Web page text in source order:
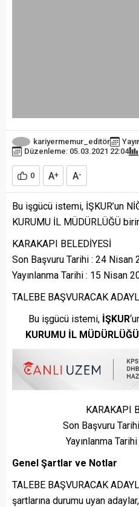
kariyermemur_editör
Düzenleme: 05.03.2021 22:04
0 A+ A-
Bu işgücü istemi, İŞKUR’un
KURUMU İL MÜDÜRLÜĞÜ
KARAKAPI BELEDİYESİ
Son Başvuru Tarihi : 24 Nisan
Yayınlanma Tarihi : 15 Nisan
TALEBE BAŞVURACAK
Bu işgücü istemi, İŞKUR
KURUMU İL MÜDÜRLÜĞÜ
KARAKAPI
Son Başvuru
Yayınlanma
Genel Şartlar ve Notlar
TALEBE BAŞVURACAK
şartlarına durumu uyan